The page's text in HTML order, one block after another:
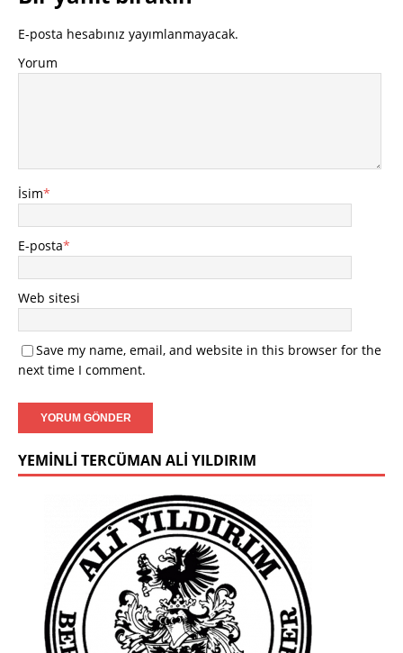
E-posta hesabınız yayımlanmayacak.
Yorum
İsim*
E-posta*
Web sitesi
Save my name, email, and website in this browser for the
next time I comment.
YEMINLI TERCÜMAN ALI YILDIRIM